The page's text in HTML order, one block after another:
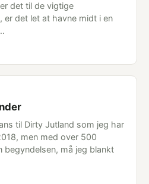
det til de vigtige
er det let at havne midt i en
til Dirty Jutland som jeg har
men med over 500
begyndelsen, må jeg blankt